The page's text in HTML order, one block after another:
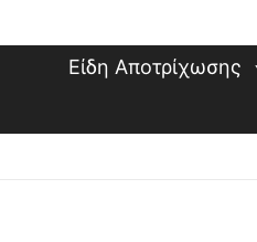
Είδη Αποτρίχωσης